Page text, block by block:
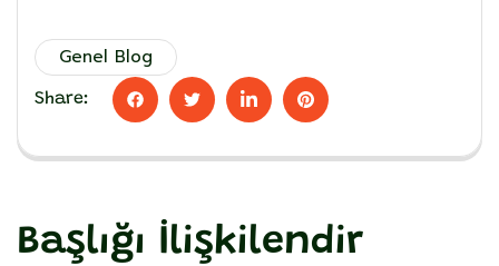
Genel Blog
Share:
Başlığı İlişkilendir